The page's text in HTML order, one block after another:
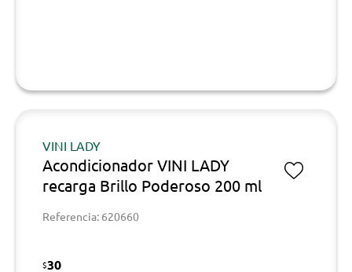
VINI LADY
Acondicionador VINI LADY
recarga Brillo Poderoso 200 ml
Referencia: 620660
$30